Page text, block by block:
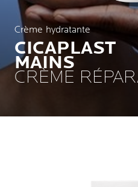
Crème hydratante
CICAPLAST
MAINS
CRÈME